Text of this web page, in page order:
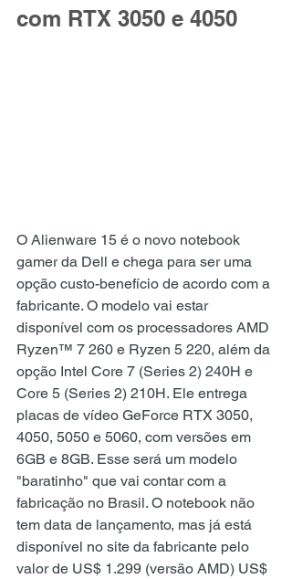
com RTX 3050 e 4050
O Alienware 15 é o novo notebook
gamer da Dell e chega para ser uma
opção custo-benefício de acordo com a
fabricante. O modelo vai estar
disponível com os processadores AMD
Ryzen™ 7 260 e Ryzen 5 220, além da
opção Intel Core 7 (Series 2) 240H e
Core 5 (Series 2) 210H. Ele entrega
placas de vídeo GeForce RTX 3050,
4050, 5050 e 5060, com versões em
6GB e 8GB. Esse será um modelo
"baratinho" que vai contar com a
fabricação no Brasil. O notebook não
tem data de lançamento, mas já está
disponível no site da fabricante pelo
valor de US$ 1.299 (versão AMD) US$